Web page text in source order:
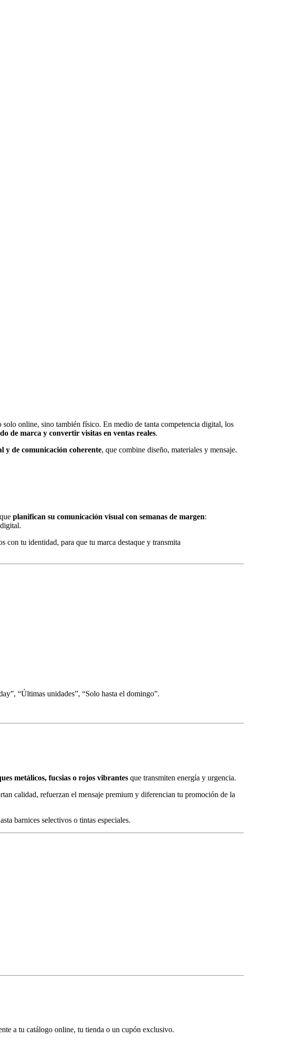
online, sino también físico. En medio de tanta competencia digital, los
de marca y convertir visitas en ventas reales.
y de comunicación coherente, que combine diseño, materiales y mensaje.
planifican su comunicación visual con semanas de margen:
con tu identidad, para que tu marca destaque y transmita
“Últimas unidades”, “Solo hasta el domingo”.
metálicos, fucsias o rojos vibrantes que transmiten energía y urgencia.
calidad, refuerzan el mensaje premium y diferencian tu promoción de la
barnices selectivos o tintas especiales.
a tu catálogo online, tu tienda o un cupón exclusivo.